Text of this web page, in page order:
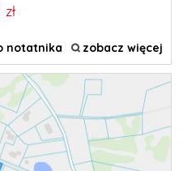
zł
notatnika zobacz więcej